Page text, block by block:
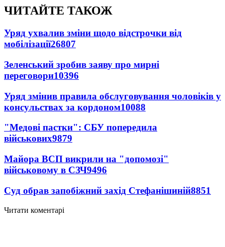
ЧИТАЙТЕ ТАКОЖ
Уряд ухвалив зміни щодо відстрочки від
мобілізації26807
Зеленський зробив заяву про мирні
переговори10396
Уряд змінив правила обслуговування чоловіків у
консульствах за кордоном10088
"Медові пастки": СБУ попередила
військових9879
Майора ВСП викрили на "допомозі"
військовому в СЗЧ9496
Суд обрав запобіжний захід Стефанішиній8851
Читати коментарі